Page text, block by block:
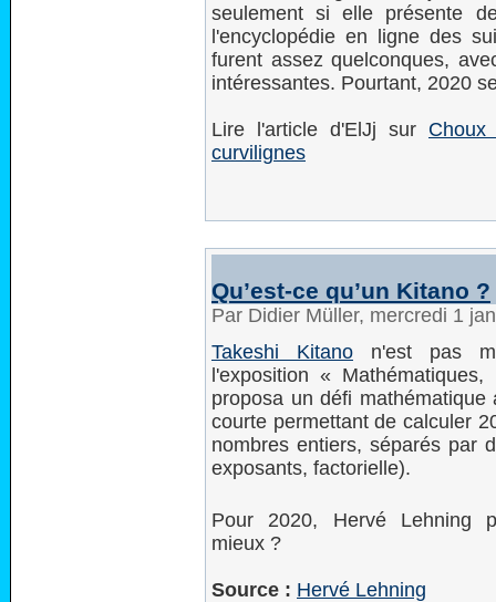
seulement si elle présente
l'encyclopédie en ligne des
furent assez quelconques,
intéressantes. Pourtant, 2020
Lire l'article d'ElJj sur
curvilignes
Qu’est-ce qu’un Kitano ?
Par Didier Müller, mercredi 1
Takeshi Kitano n'est pas
l'exposition «
proposa un défi
courte permettant de calculer
nombres entiers, séparés par
exposants, factorielle).
Pour 2020, Hervé Lehning
mieux ?
Source : Hervé Lehning